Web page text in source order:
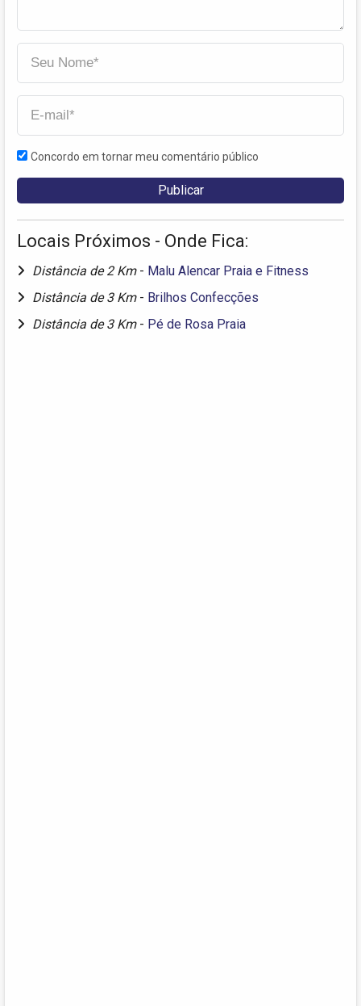
Concordo em tornar meu comentário público
Locais Próximos - Onde Fica:
Distância de 2 Km - Malu Alencar Praia e Fitness
Distância de 3 Km - Brilhos Confecções
Distância de 3 Km - Pé de Rosa Praia